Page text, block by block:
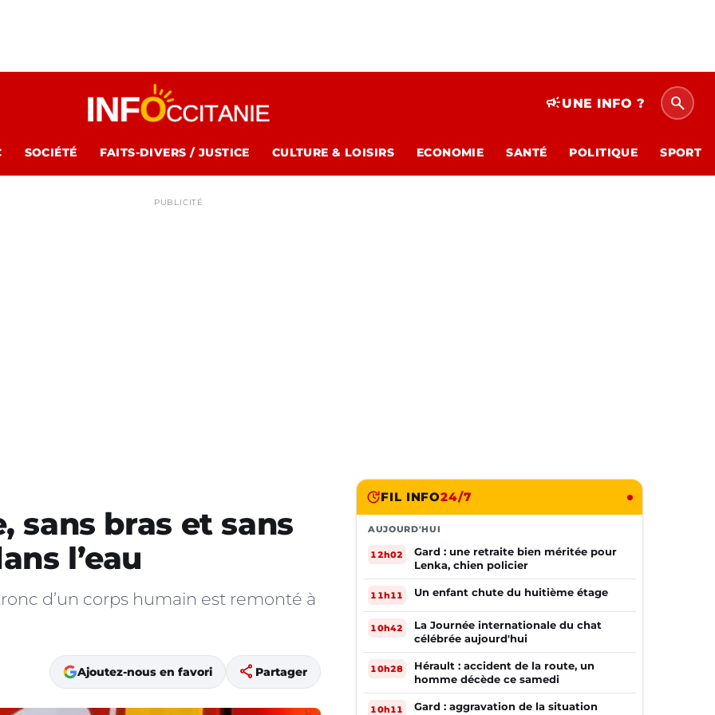
campaignUNE INFO ? search
SOCIÉTÉ FAITS-DIVERS / JUSTICE CULTURE & LOISIRS ECONOMIE SANTÉ POLITIQUE SPORT
PUBLICITÉ
sans bras et sans
l’eau
d’un corps humain est remonté à
Ajoutez-nous en favori share Partager
FIL INFO24/7
AUJOURD'HUI
12h02
Gard : une retraite bien méritée pour
Lenka, chien policier
11h11 Un enfant chute du huitième étage
10h42
La Journée internationale du chat
célébrée aujourd'hui
10h28
Hérault : accident de la route, un
homme décède ce samedi
10h11
Gard : aggravation de la situation